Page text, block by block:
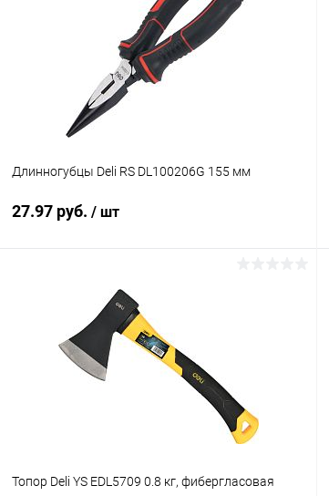
Длинногубцы Deli RS DL100206G 155 мм
27.97 руб. / шт
Купить в 1 клик
В избранное В наличии
Топор Deli YS EDL5709 0.8 кг, фибергласовая